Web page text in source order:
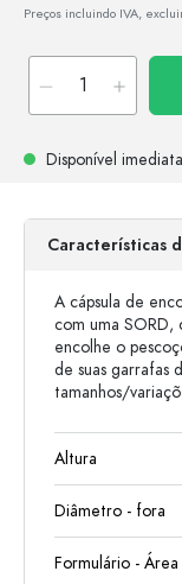
Preços incluindo IVA,
Disponível
Características
A cápsula de
com uma SORD,
encolhe o
de suas garrafas
tamanhos/
Altura
Diâmetro - fora
Formulário - Área